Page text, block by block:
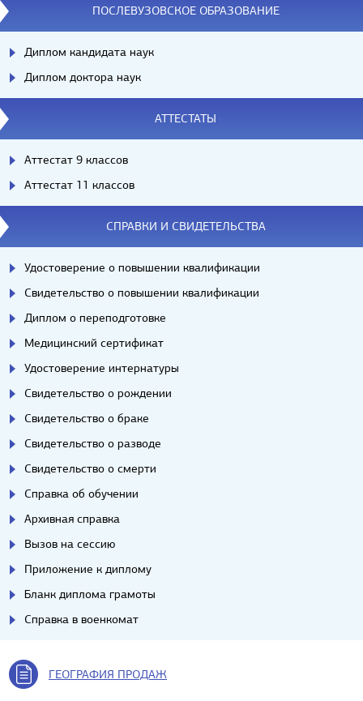
ПОСЛЕВУЗОВСКОЕ ОБРАЗОВАНИЕ
Диплом кандидата наук
Диплом доктора наук
АТТЕСТАТЫ
Аттестат 9 классов
Аттестат 11 классов
СПРАВКИ И СВИДЕТЕЛЬСТВА
Удостоверение о повышении квалификации
Свидетельство о повышении квалификации
Диплом о переподготовке
Медицинский сертификат
Удостоверение интернатуры
Свидетельство о рождении
Свидетельство о браке
Свидетельство о разводе
Свидетельство о смерти
Справка об обучении
Архивная справка
Вызов на сессию
Приложение к диплому
Бланк диплома грамоты
Справка в военкомат
ГЕОГРАФИЯ ПРОДАЖ